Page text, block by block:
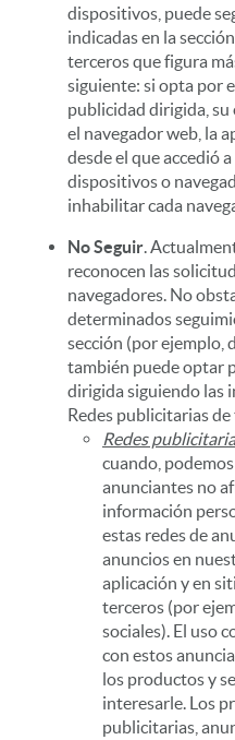
dispositivos, puede
indicadas en la
terceros que figura
siguiente: si opta por
publicidad dirigida, su
el navegador web, la
desde el que accedió
dispositivos o
inhabilitar cada
No Seguir.
reconocen las
navegadores. No
determinados
sección (por ejemplo,
también puede optar
dirigida siguiendo las
Redes publicitarias
Redes
cuando,
anunciantes no
información
estas redes de
anuncios en
aplicación y en
terceros (por
sociales). El uso
con estos
los productos y
interesarle. Los
publicitarias,